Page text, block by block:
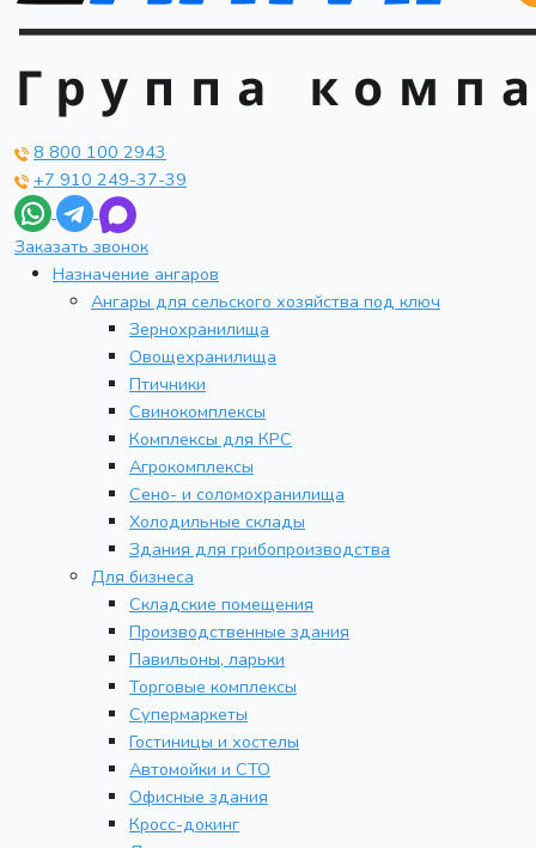
8 800 100 2943
+7 910 249-37-39
Заказать звонок
Назначение ангаров
Ангары для сельского хозяйства под ключ
Зернохранилища
Овощехранилища
Птичники
Свинокомплексы
Комплексы для КРС
Агрокомплексы
Сено- и соломохранилища
Холодильные склады
Здания для грибопроизводства
Для бизнеса
Складские помещения
Производственные здания
Павильоны, ларьки
Торговые комплексы
Супермаркеты
Гостиницы и хостелы
Автомойки и СТО
Офисные здания
Кросс-докинг